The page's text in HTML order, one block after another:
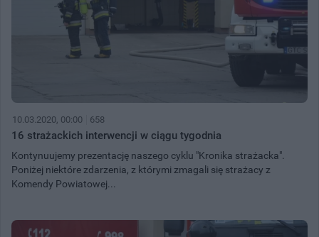
10.03.2020, 00:00 658
16 strażackich interwencji w ciągu tygodnia
Kontynuujemy prezentację naszego cyklu "Kronika strażacka".
Poniżej niektóre zdarzenia, z którymi zmagali się strażacy z
Komendy Powiatowej...